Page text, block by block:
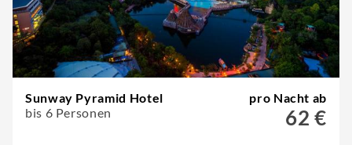
Sunway Pyramid Hotel
bis 6 Personen
pro Nacht ab
62 €